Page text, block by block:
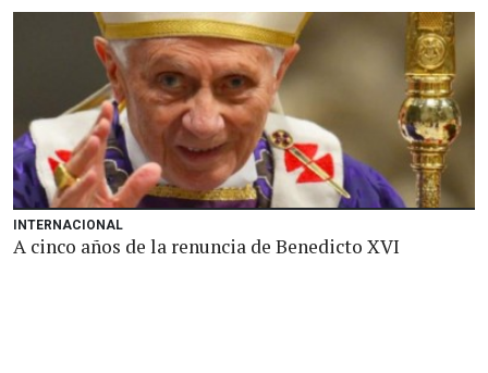
INTERNACIONAL
A cinco años de la renuncia de Benedicto XVI